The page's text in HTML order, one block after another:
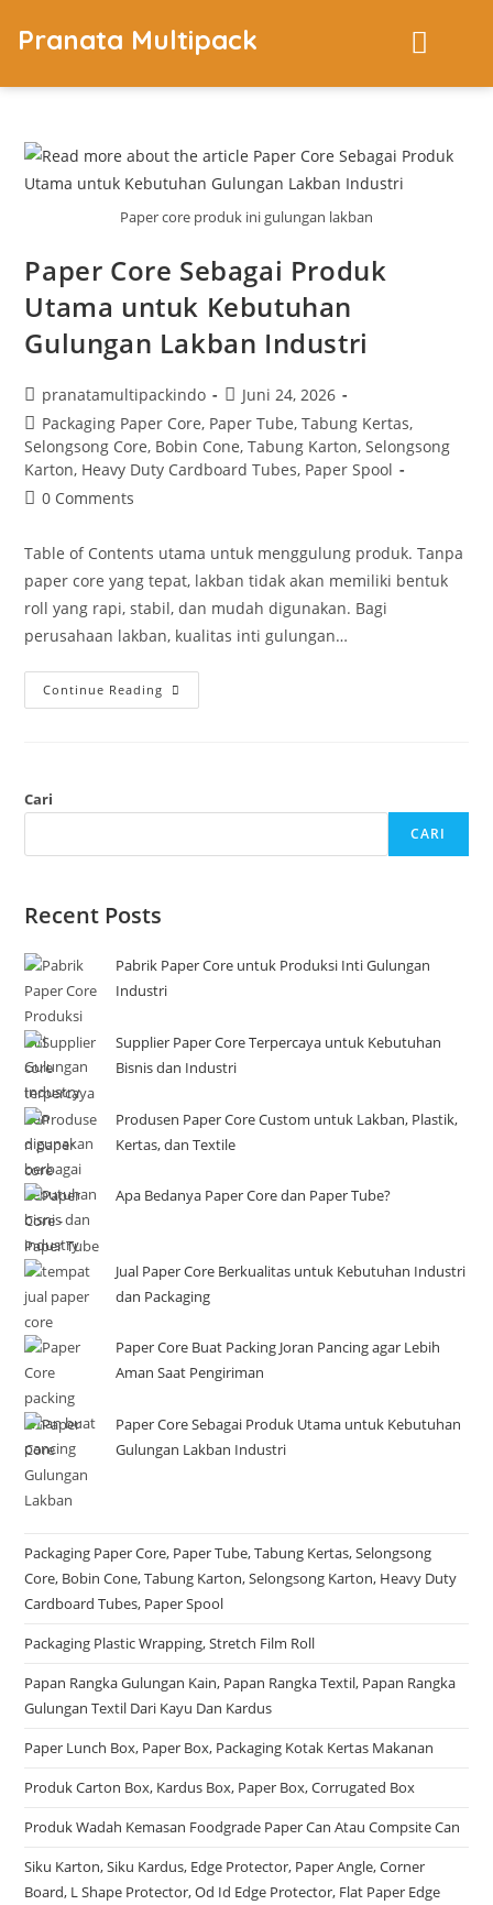
Pranata Multipack
Paper core produk ini gulungan lakban
Paper Core Sebagai Produk
Utama untuk Kebutuhan
Gulungan Lakban Industri
pranatamultipackindo
Juni 24, 2026
Packaging Paper Core, Paper Tube, Tabung Kertas,
Selongsong Core, Bobin Cone, Tabung Karton, Selongsong
Karton, Heavy Duty Cardboard Tubes, Paper Spool
0 Comments
Table of Contents utama untuk menggulung produk. Tanpa
paper core yang tepat, lakban tidak akan memiliki bentuk
roll yang rapi, stabil, dan mudah digunakan. Bagi
perusahaan lakban, kualitas inti gulungan…
Continue Reading
Cari
CARI
Recent Posts
Pabrik Paper Core untuk Produksi Inti Gulungan
Industri
Supplier Paper Core Terpercaya untuk Kebutuhan
Bisnis dan Industri
Produsen Paper Core Custom untuk Lakban, Plastik,
Kertas, dan Textile
Apa Bedanya Paper Core dan Paper Tube?
Jual Paper Core Berkualitas untuk Kebutuhan Industri
dan Packaging
Paper Core Buat Packing Joran Pancing agar Lebih
Aman Saat Pengiriman
Paper Core Sebagai Produk Utama untuk Kebutuhan
Gulungan Lakban Industri
Packaging Paper Core, Paper Tube, Tabung Kertas, Selongsong
Core, Bobin Cone, Tabung Karton, Selongsong Karton, Heavy Duty
Cardboard Tubes, Paper Spool
Packaging Plastic Wrapping, Stretch Film Roll
Papan Rangka Gulungan Kain, Papan Rangka Textil, Papan Rangka
Gulungan Textil Dari Kayu Dan Kardus
Paper Lunch Box, Paper Box, Packaging Kotak Kertas Makanan
Produk Carton Box, Kardus Box, Paper Box, Corrugated Box
Produk Wadah Kemasan Foodgrade Paper Can Atau Compsite Can
Siku Karton, Siku Kardus, Edge Protector, Paper Angle, Corner
Board, L Shape Protector, Od Id Edge Protector, Flat Paper Edge